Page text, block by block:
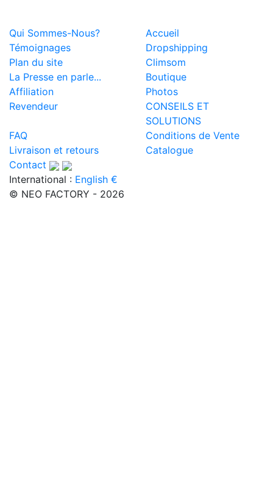
Qui Sommes-Nous?
Accueil
Témoignages
Dropshipping
Plan du site
Climsom
La Presse en parle...
Boutique
Affiliation
Photos
Revendeur
CONSEILS ET
SOLUTIONS
FAQ
Conditions de Vente
Livraison et retours
Catalogue
Contact
International : English €
© NEO FACTORY - 2026